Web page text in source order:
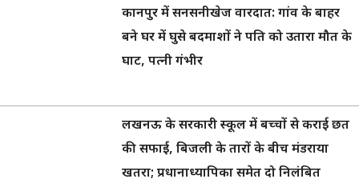
कानपुर में सनसनीखेज वारदात: गांव के बाहर
बने घर में घुसे बदमाशों ने पति को उतारा मौत के
घाट, पत्नी गंभीर
लखनऊ के सरकारी स्कूल में बच्चों से कराई छत
की सफाई, बिजली के तारों के बीच मंडराया
खतरा; प्रधानाध्यापिका समेत दो निलंबित